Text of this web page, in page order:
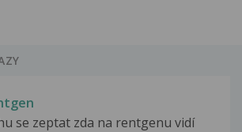
se zeptat zda na rentgenu vidí